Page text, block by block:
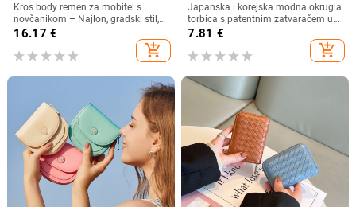
Kros body remen za mobitel s
novčanikom – Najlon, gradski stil,
unisex, Pick up
16.17 €
add_shopping_cart
Japanska i korejska modna okrugla
torbica s patentnim zatvaračem u
boji slatkiša, višenamjenska torbica
za kovanice, futrola za kartice i
ključeve
7.81 €
add_shopping_cart